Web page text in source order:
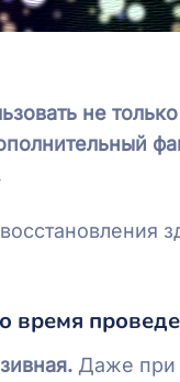
не
время
Даже при